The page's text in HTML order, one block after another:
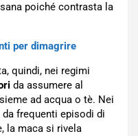
poiché contrasta la
per dimagrire
quindi, nei regimi
da assumere al
ad acqua o tè. Nei
frequenti episodi di
la maca si rivela